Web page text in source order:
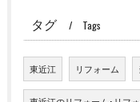
タグ Tags
東近江 リフォーム